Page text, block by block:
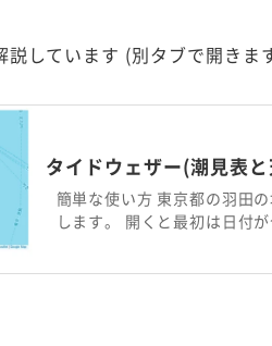
しています (別タブで開きま
タイドウェザー(潮見表
簡単な使い方 東京都の羽田
します。 開くと最初は日付が